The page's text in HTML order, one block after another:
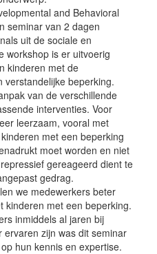
and Behavioral
seminar van 2 dagen
uit de sociale en
workshop is er uitvoerig
kinderen met de
verstandelijke beperking.
van de verschillende
interventies. Voor
leerzaam, vooral met
met een beperking
moet worden en niet
gereageerd dient te
gedrag.
we medewerkers beter
kinderen met een beperking.
inmiddels al jaren bij
ervaren zijn was dit seminar
hun kennis en expertise.